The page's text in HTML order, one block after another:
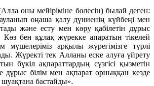
оны мейіріміне бөлесін) былай деген:
оңаша қалу дүниенің күйбеңі мен
және есту мен көру қабілетін дұрыс
Көз бен құлақ жүрекке апаратын тікелей
мүшелеріміз арқылы жүрегімізге түрлі
Жүректі тек Алланы еске алуға үйрету
бүкіл ақпараттардың сүзгісі қызметін
дұрыс білім мен ақпарат орныққан кезде
бастайды».